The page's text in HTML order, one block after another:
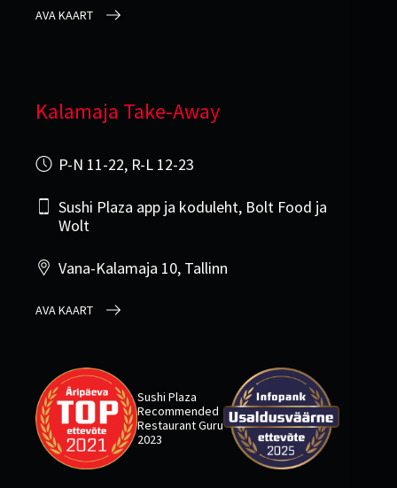
AVA KAART
Kalamaja Take-Away
P-N 11-22, R-L 12-23
Sushi Plaza app ja koduleht, Bolt Food ja
Wolt
Vana-Kalamaja 10, Tallinn
AVA KAART
Sushi Plaza
Recommended
Restaurant Guru
2023